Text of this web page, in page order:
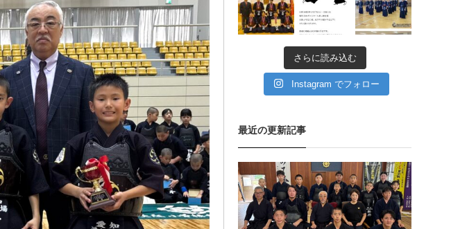
古
第80回愛知県中学校総合
体育大会・地区予選
第136回愛知県剣道道場連
盟研修会トーナメント戦
さらに読み込む
Instagram でフォロー
最近の更新記事